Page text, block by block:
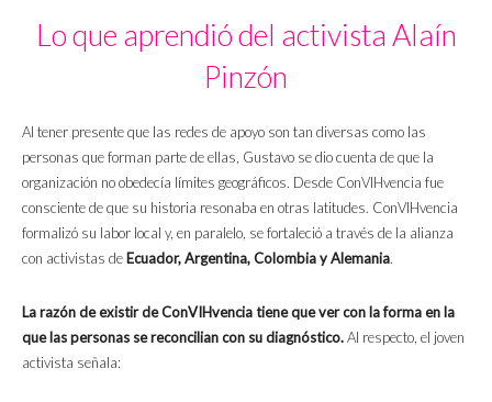
Lo que aprendió del activista Alaín
Pinzón
Al tener presente que las redes de apoyo son tan diversas como las
personas que forman parte de ellas, Gustavo se dio cuenta de que la
organización no obedecía límites geográficos. Desde ConVIHvencia fue
consciente de que su historia resonaba en otras latitudes. ConVIHvencia
formalizó su labor local y, en paralelo, se fortaleció a través de la alianza
con activistas de Ecuador, Argentina, Colombia y Alemania.
La razón de existir de ConVIHvencia tiene que ver con la forma en la
que las personas se reconcilian con su diagnóstico.Al respecto, el joven
activista señala: